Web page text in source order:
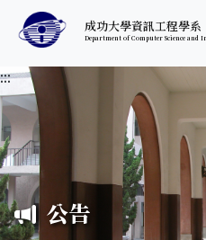
跳至中央內容區塊
成功大學資訊工程學系
Department of Computer Science
:::
公告